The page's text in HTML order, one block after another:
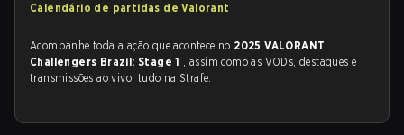
Calendário de partidas de Valorant .
Acompanhe toda a ação que acontece no 2025 VALORANT
Challengers Brazil: Stage 1 , assim como as VODs, destaques e
transmissões ao vivo, tudo na Strafe.